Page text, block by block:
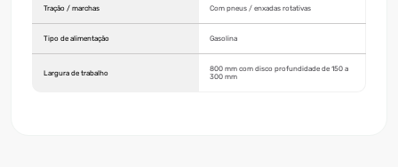
Tração / marchas Com pneus / enxadas rotativas
Tipo de alimentação Gasolina
Largura de trabalho
800 mm com disco profundidade de 150 a
300 mm